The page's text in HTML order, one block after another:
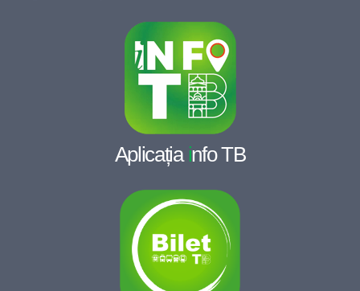
Aplicația info TB